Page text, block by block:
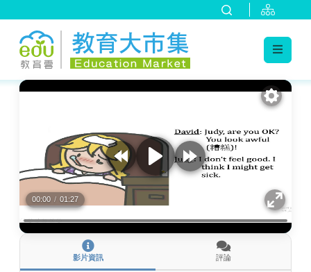
:::
00:00 / 01:27
影片資訊 評論